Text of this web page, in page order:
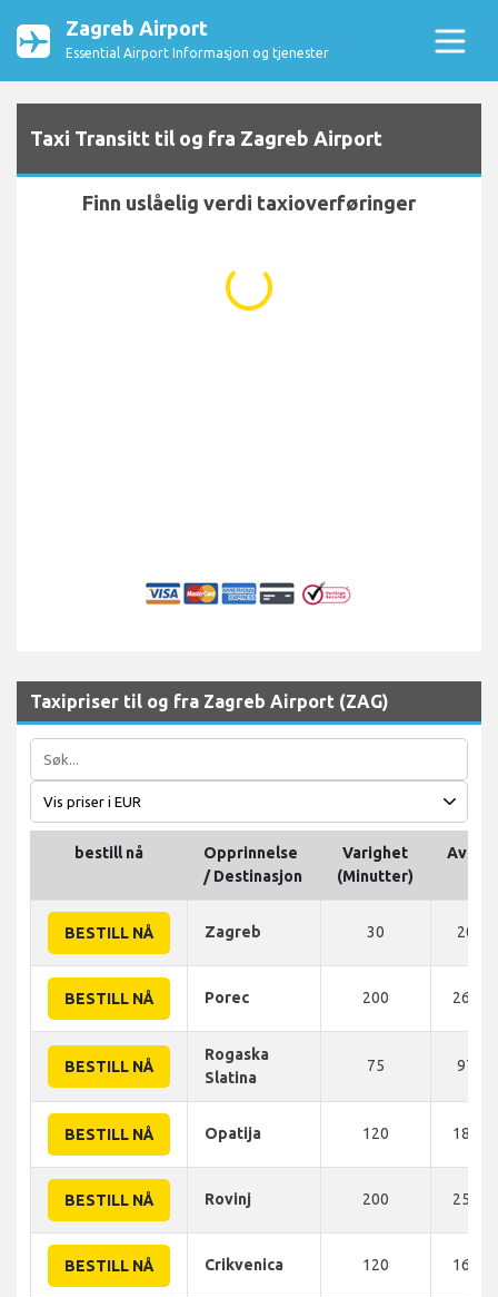
Zagreb Airport
Essential Airport Informasjon og tjenester
Taxi Transitt til og fra Zagreb Airport
Finn uslåelig verdi taxioverføringer
...
Taxipriser til og fra Zagreb Airport (ZAG)
bestill nå
Opprinnelse
/ Destinasjon
Varighet
(Minutter)
BESTILL NÅ Zagreb 30 20
BESTILL NÅ Porec 200 267
BESTILL NÅ
Rogaska
Slatina
75 97
BESTILL NÅ Opatija 120 180
BESTILL NÅ Rovinj 200 256
BESTILL NÅ Crikvenica 120 167